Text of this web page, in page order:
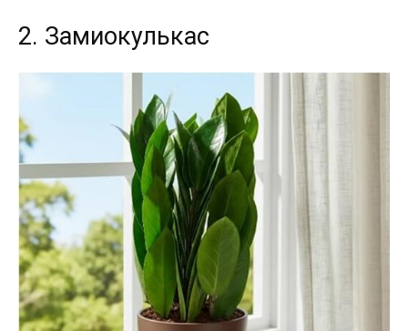
2. Замиокулькас